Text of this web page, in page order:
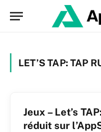
LET’S TAP: TAP
Jeux – Let’s
réduit sur